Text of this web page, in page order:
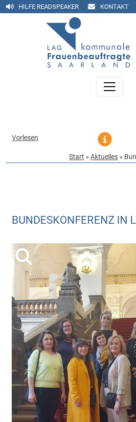
HILFE READSPEAKER KONTAKT
Vorlesen
Start » Aktuelles »
BUNDESKONFERENZ IN